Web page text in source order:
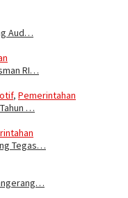
Aud…
RI…
, Pemerintahan
…
Tegas…